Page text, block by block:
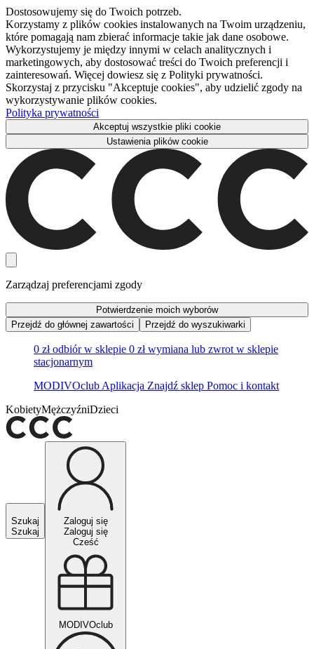
Dostosowujemy się do Twoich potrzeb.
Korzystamy z plików cookies instalowanych na Twoim urządzeniu,
które pomagają nam zbierać informacje takie jak dane osobowe.
Wykorzystujemy je między innymi w celach analitycznych i
marketingowych, aby dostosować treści do Twoich preferencji i
zainteresowań. Więcej dowiesz się z Polityki prywatności.
Skorzystaj z przycisku "Akceptuje cookies", aby udzielić zgody na
wykorzystywanie plików cookies.
Polityka prywatności
Akceptuj wszystkie pliki cookie
Ustawienia plików cookie
Zarządzaj preferencjami zgody
Potwierdzenie moich wyborów
Przejdź do głównej zawartości
Przejdź do wyszukiwarki
0 zł odbiór w sklepie 0 zł wymiana lub zwrot w sklepie
stacjonarnym
MODIVOclub Aplikacja Znajdź sklep Pomoc i kontakt
KobietyMężczyźniDzieci
Szukaj
Szukaj
Zaloguj się
Zaloguj się
Cześć
MODIVOclub